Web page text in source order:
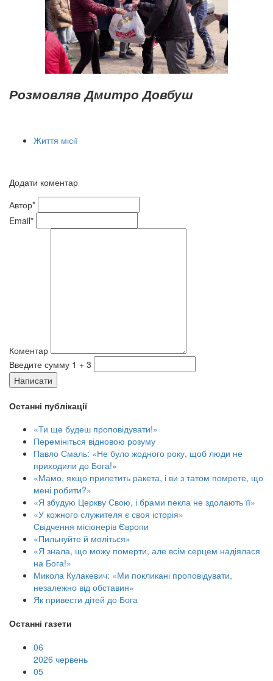
Розмовляв Дмитро Довбуш
Життя місії
Додати коментар
Автор*
Email*
Коментар
Введите сумму 1 + 3
Написати
Останні публікації
«Ти ще будеш проповідувати!»
Перемініться відновою розуму
Павло Смаль: «Не було жодного року, щоб люди не
приходили до Бога!»
«Мамо, якщо прилетить ракета, і ви з татом помрете, що
мені робити?»
«Я збудую Церкву Свою, і брами пекла не здолають її»
«У кожного служителя є своя історія»
Свідчення місіонерів Європи
«Пильнуйте й моліться»
«Я знала, що можу померти, але всім серцем надіялася
на Бога!»
Микола Кулакевич: «Ми покликані проповідувати,
незалежно від обставин»
Як привести дітей до Бога
Останні газети
06
2026 червень
05